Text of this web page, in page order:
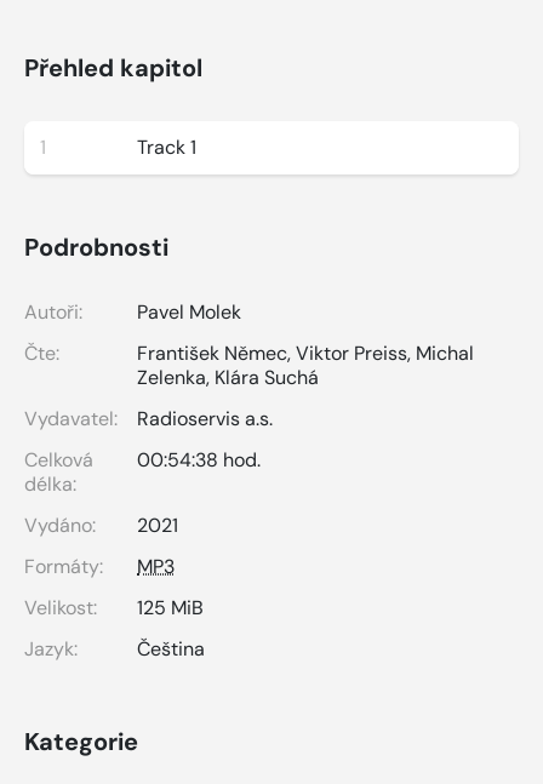
Přehled kapitol
1 Track 1
Podrobnosti
Autoři:
Pavel Molek
Čte:
František Němec,Viktor Preiss, Michal
Zelenka, Klára Suchá
Vydavatel:
Radioservis a.s.
Celková
délka:
00:54:38 hod.
Vydáno:
2021
Formáty:
MP3
Velikost:
125 MiB
Jazyk:
Čeština
Kategorie